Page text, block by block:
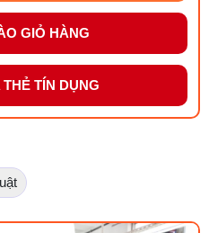
GIỎ HÀNG
TÍN DỤNG